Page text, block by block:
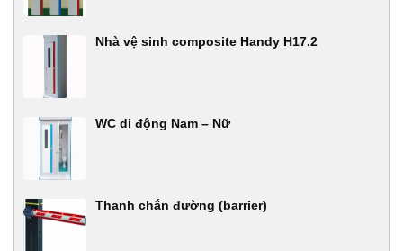
Nhà vệ sinh composite Handy H17.2
WC di động Nam – Nữ
Thanh chắn đường (barrier)